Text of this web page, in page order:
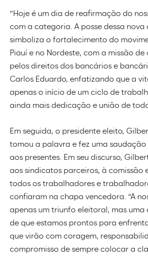
“Hoje é um dia de reafirmação do
com a categoria. A posse dessa nova
simboliza o fortalecimento do
Piauí e no Nordeste, com a missão
pelos direitos dos bancários e
Carlos Eduardo, enfatizando que a
apenas o início de um ciclo de
ainda mais dedicação e união de
Em seguida, o presidente eleito,
tomou a palavra e fez uma
aos presentes. Em seu discurso,
aos sindicatos parceiros, à comissão
todos os trabalhadores e
confiaram na chapa vencedora. “A
apenas um triunfo eleitoral, mas uma
de que estamos prontos para
que virão com coragem,
compromisso de sempre colocar a